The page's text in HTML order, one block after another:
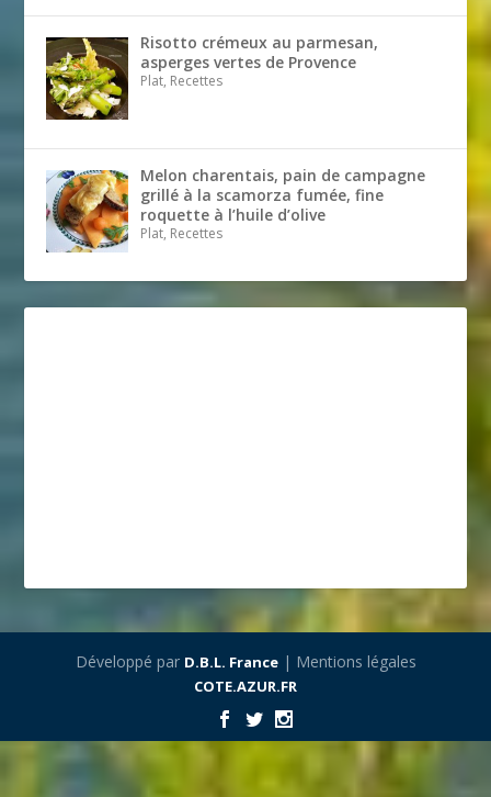
Risotto crémeux au parmesan,
asperges vertes de Provence
Plat, Recettes
Melon charentais, pain de campagne
grillé à la scamorza fumée, fine
roquette à l’huile d’olive
Plat, Recettes
Développé par D.B.L. France| Mentions légales
COTE.AZUR.FR